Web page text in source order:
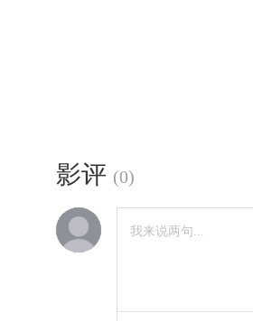
影评 (0)